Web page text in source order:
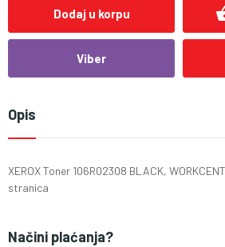
Dodaj u korpu
Viber
Opis
XEROX Toner 106R02308 BLACK,
stranica
Načini plaćanja?